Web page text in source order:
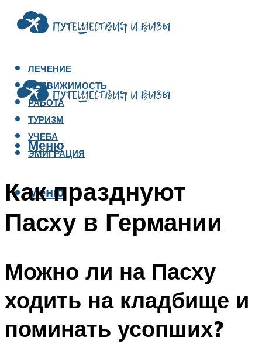
ЛЕЧЕНИЕ
НЕДВИЖИМОСТЬ
РАБОТА
ТУРИЗМ
УЧЕБА
ЭМИГРАЦИЯ
Меню
Меню
Как празднуют
Пасху в Германии
Можно ли на Пасху
ходить на кладбище и
поминать усопших?